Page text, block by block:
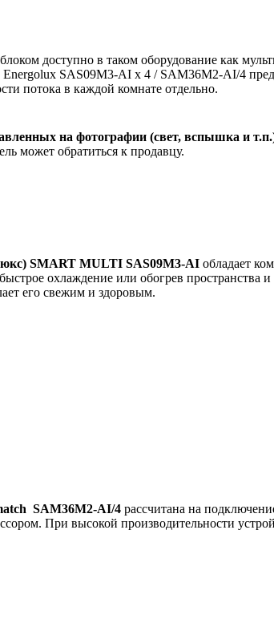
доступно в таком оборудование как
Energolux SAS09M3-AI x 4 / SAM36M2-AI/4
потока в каждой комнате отдельно.
на фотографии (свет, вспышка и т.
может обратиться к продавцу.
SMART MULTI SAS09M3-AI обладает
охлаждение или обогрев пространства
его свежим и здоровым.
SAM36M2-AI/4 рассчитана на
При высокой производительности